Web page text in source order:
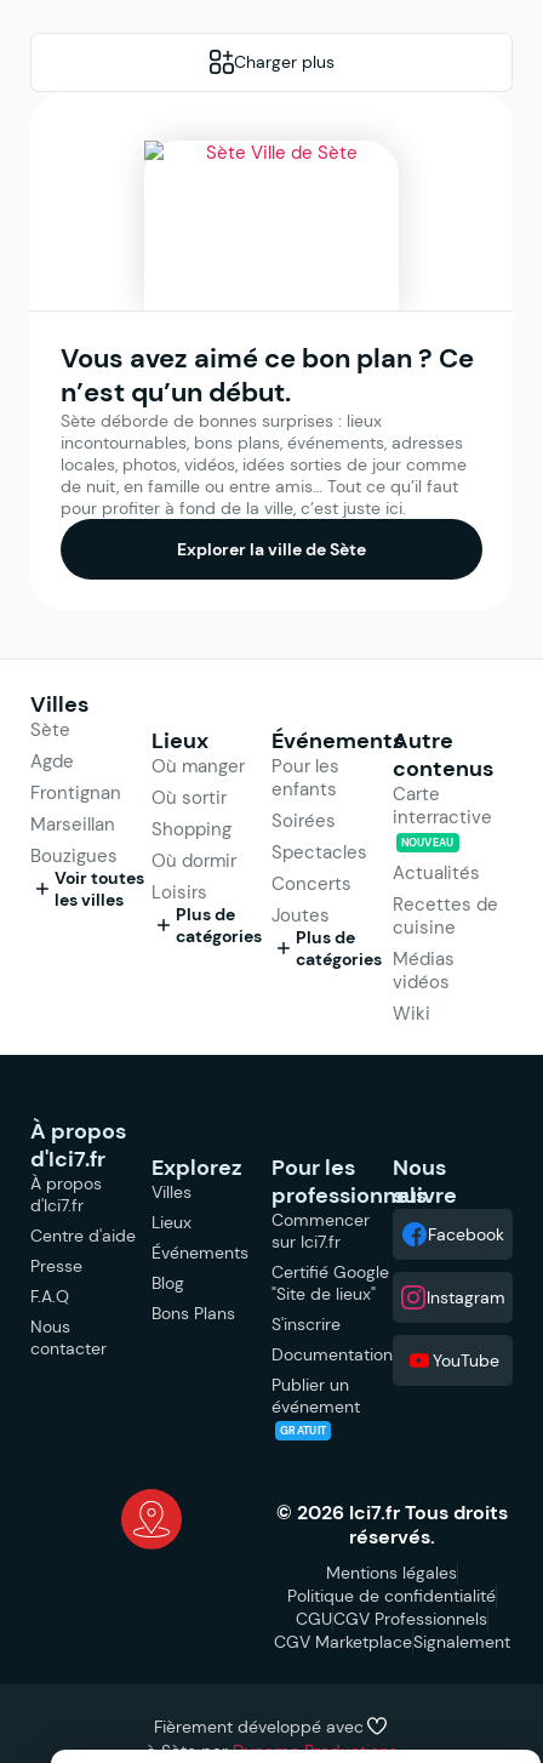
Charger plus
Vous avez aimé ce bon plan ? Ce
n’est qu’un début.
Sète déborde de bonnes surprises : lieux
incontournables, bons plans, événements, adresses
locales, photos, vidéos, idées sorties de jour comme
de nuit, en famille ou entre amis… Tout ce qu’il faut
pour profiter à fond de la ville, c’est juste ici.
Explorer la ville de Sète
Villes
Sète
Agde
Frontignan
Marseillan
Bouzigues
Voir toutes
les villes
Lieux
Où manger
Où sortir
Shopping
Où dormir
Loisirs
Plus de
catégories
Événements
Pour les
enfants
Soirées
Spectacles
Concerts
Joutes
Plus de
catégories
Autre
contenus
Carte
interractive
NOUVEAU
Actualités
Recettes de
cuisine
Médias
vidéos
Wiki
À propos
d'Ici7.fr
À propos
d'Ici7.fr
Centre d'aide
Presse
F.A.Q
Nous
contacter
Explorez
Villes
Lieux
Événements
Blog
Bons Plans
Pour les
professionnels
Commencer
sur Ici7.fr
Certifié Google
"Site de lieux"
S'inscrire
Documentation
Publier un
événement
GRATUIT
Nous
suivre
Facebook
Instagram
YouTube
© 2026 Ici7.fr Tous droits
réservés.
Mentions légales
Politique de confidentialité
CGUCGV Professionnels
CGV MarketplaceSignalement
Fièrement développé avec
à Sète parDynamo Productions